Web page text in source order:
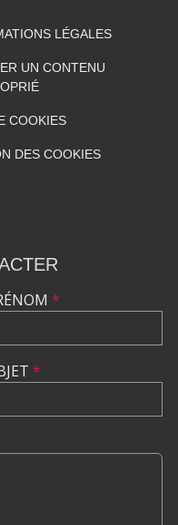
LÉGALES
UN CONTENU
COOKIES
DES COOKIES
*
*